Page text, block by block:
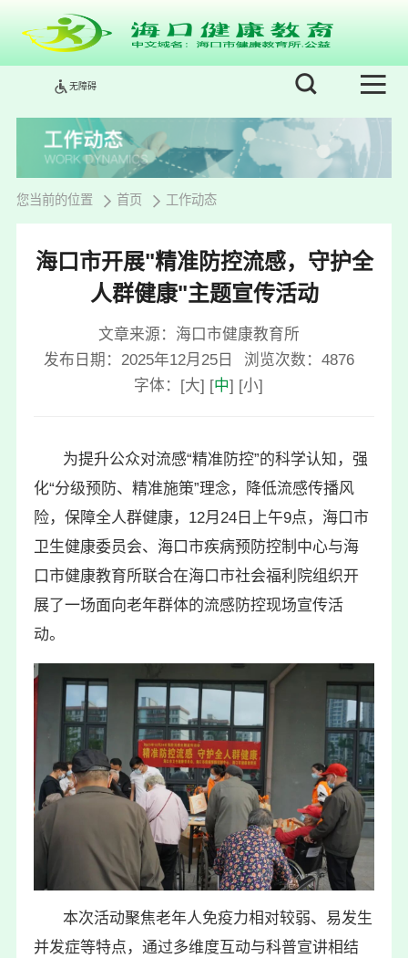
无障碍
您当前的位置 首页 工作动态
海口市开展"精准防控流感，守护全
人群健康"主题宣传活动
文章来源：海口市健康教育所
发布日期：2025年12月25日
浏览次数： 4876
字体： [大] [中] [小]
为提升公众对流感“精准防控”的科学认知，强
化“分级预防、精准施策”理念，降低流感传播风
险，保障全人群健康，12月24日上午9点，海口市
卫生健康委员会、海口市疾病预防控制中心与海
口市健康教育所联合在海口市社会福利院组织开
展了一场面向老年群体的流感防控现场宣传活
动。
本次活动聚焦老年人免疫力相对较弱、易发生
并发症等特点，通过多维度互动与科普宣讲相结